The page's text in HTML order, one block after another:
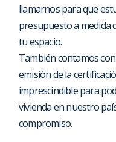
llamarnos para que
presupuesto a medida
tu espacio.
También contamos
emisión de la
imprescindible para
vivienda en nuestro
compromiso.